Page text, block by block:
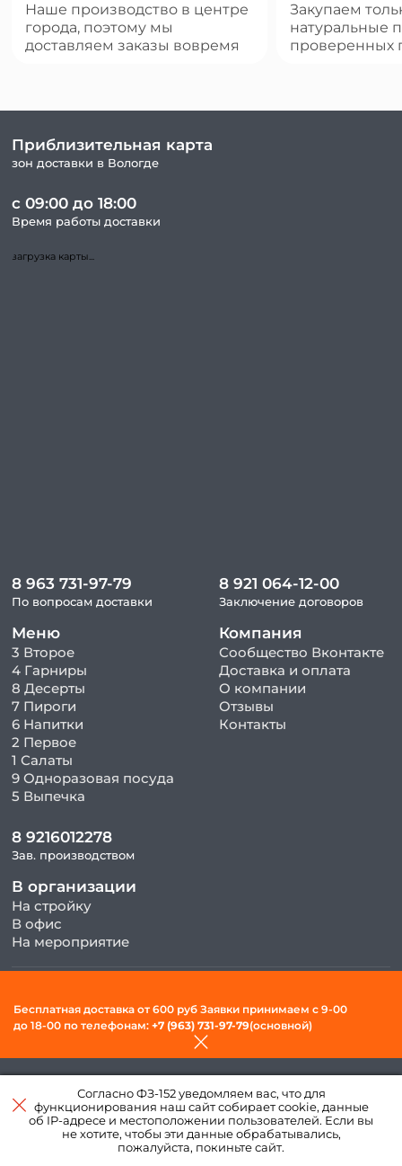
Наше производство в центре
города, поэтому мы
доставляем заказы вовремя
Закупаем
натуральные
проверенных
Приблизительная карта
зон доставки в Вологде
с 09:00 до 18:00
Время работы доставки
загрузка карты...
8 963 731-97-79
По вопросам доставки
Меню
3 Второе
4 Гарниры
8 Десерты
7 Пироги
6 Напитки
2 Первое
1 Салаты
9 Одноразовая посуда
5 Выпечка
8 921 064-12-00
Заключение договоров
Компания
Сообщество Вконтакте
Доставка и оплата
О компании
Отзывы
Контакты
8 9216012278
Зав. производством
В организации
На стройку
В офис
На мероприятие
права защищены.
Политика конфиденциальности и обработки персональных
Создано в интернет–
агентстве«Пегас»
Согласно ФЗ-152 уведомляем вас, что для
функционирования наш сайт собирает cookie, данные
об IP-адресе и местоположении пользователей. Если вы
не хотите, чтобы эти данные обрабатывались,
пожалуйста, покиньте сайт.
Бесплатная доставка от 600 руб Заявки принимаем c 9-00
до 18-00 по телефонам: +7 (963) 731-97-79(основной)